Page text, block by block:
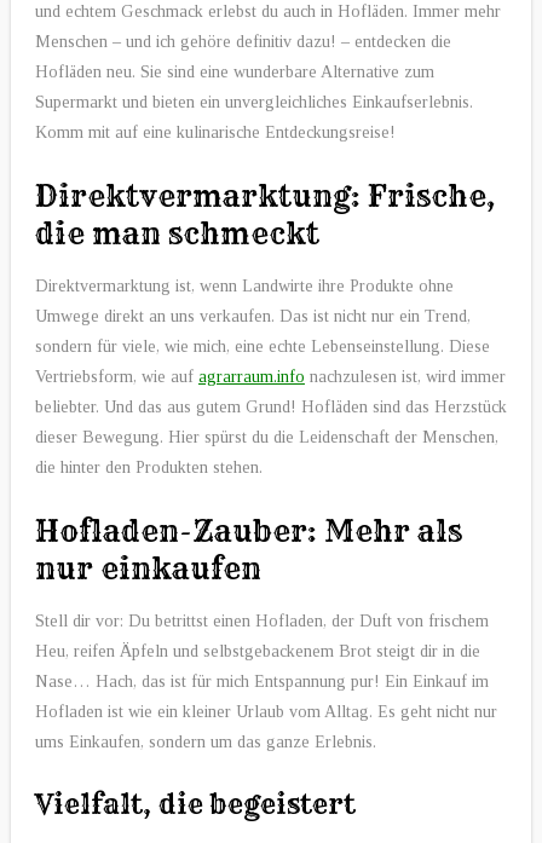
und echtem Geschmack erlebst du auch in Hofläden. Immer mehr
Menschen – und ich gehöre definitiv dazu! – entdecken die
Hofläden neu. Sie sind eine wunderbare Alternative zum
Supermarkt und bieten ein unvergleichliches Einkaufserlebnis.
Komm mit auf eine kulinarische Entdeckungsreise!
Direktvermarktung: Frische,
die man schmeckt
Direktvermarktung ist, wenn Landwirte ihre Produkte ohne
Umwege direkt an uns verkaufen. Das ist nicht nur ein Trend,
sondern für viele, wie mich, eine echte Lebenseinstellung. Diese
Vertriebsform, wie auf agrarraum.info nachzulesen ist, wird immer
beliebter. Und das aus gutem Grund! Hofläden sind das Herzstück
dieser Bewegung. Hier spürst du die Leidenschaft der Menschen,
die hinter den Produkten stehen.
Hofladen-Zauber: Mehr als
nur einkaufen
Stell dir vor: Du betrittst einen Hofladen, der Duft von frischem
Heu, reifen Äpfeln und selbstgebackenem Brot steigt dir in die
Nase… Hach, das ist für mich Entspannung pur! Ein Einkauf im
Hofladen ist wie ein kleiner Urlaub vom Alltag. Es geht nicht nur
ums Einkaufen, sondern um das ganze Erlebnis.
Vielfalt, die begeistert